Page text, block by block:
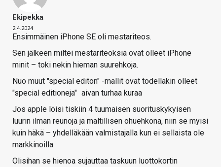
Ekipekka
2.4.2024
Ensimmäinen iPhone SE oli mestariteos.
Sen jälkeen miltei mestariteoksia ovat olleet iPhone
minit – toki nekin hieman suurehkoja.
Nuo muut "special editon" -mallit ovat todellakin olleet
"special editioneja" aivan turhaa kuraa
Jos apple löisi tiskiin 4 tuumaisen suorituskykyisen
luurin ilman reunoja ja maltillisen ohuehkona, niin se myisi
kuin häkä – yhdelläkään valmistajalla kun ei sellaista ole
markkinoilla.
Olisihan se hienoa sujauttaa taskuun luottokortin